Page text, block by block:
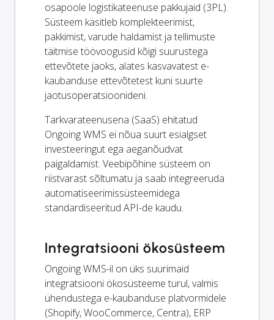
osapoole logistikateenuse pakkujaid (3PL).
Süsteem käsitleb komplekteerimist,
pakkimist, varude haldamist ja tellimuste
täitmise töövoogusid kõigi suurustega
ettevõtete jaoks, alates kasvavatest e-
kaubanduse ettevõtetest kuni suurte
jaotusoperatsioonideni.
Tarkvarateenusena (SaaS) ehitatud
Ongoing WMS ei nõua suurt esialgset
investeeringut ega aeganõudvat
paigaldamist. Veebipõhine süsteem on
riistvarast sõltumatu ja saab integreeruda
automatiseerimissüsteemidega
standardiseeritud API-de kaudu.
Integratsiooni ökosüsteem
Ongoing WMS-il on üks suurimaid
integratsiooni ökosüsteeme turul, valmis
ühendustega e-kaubanduse platvormidele
(Shopify, WooCommerce, Centra), ERP